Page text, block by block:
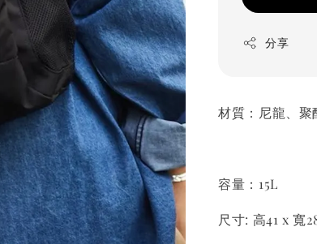
分享
材質：尼龍、聚
容量：15L
尺寸: 高41 x 寬